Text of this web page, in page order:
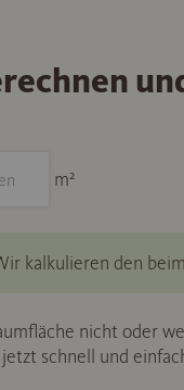
m²
kalkulieren den
nicht oder
schnell und